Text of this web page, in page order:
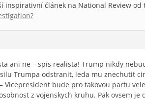
inspirativní článek na National Review
ani ne – spis realista! Trump nikdy
Trumpa odstranit, leda mu znechutit
Vicepresident bude pro takovou partu
z vojenskych kruhu. Pak ovsem